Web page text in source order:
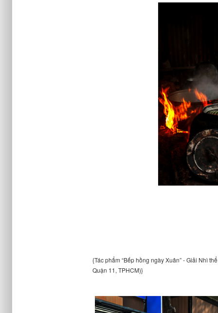
{Tác phẩm “Bếp hồng ngày Xuân” - Giải Nhì
Quận 11, TPHCM)}